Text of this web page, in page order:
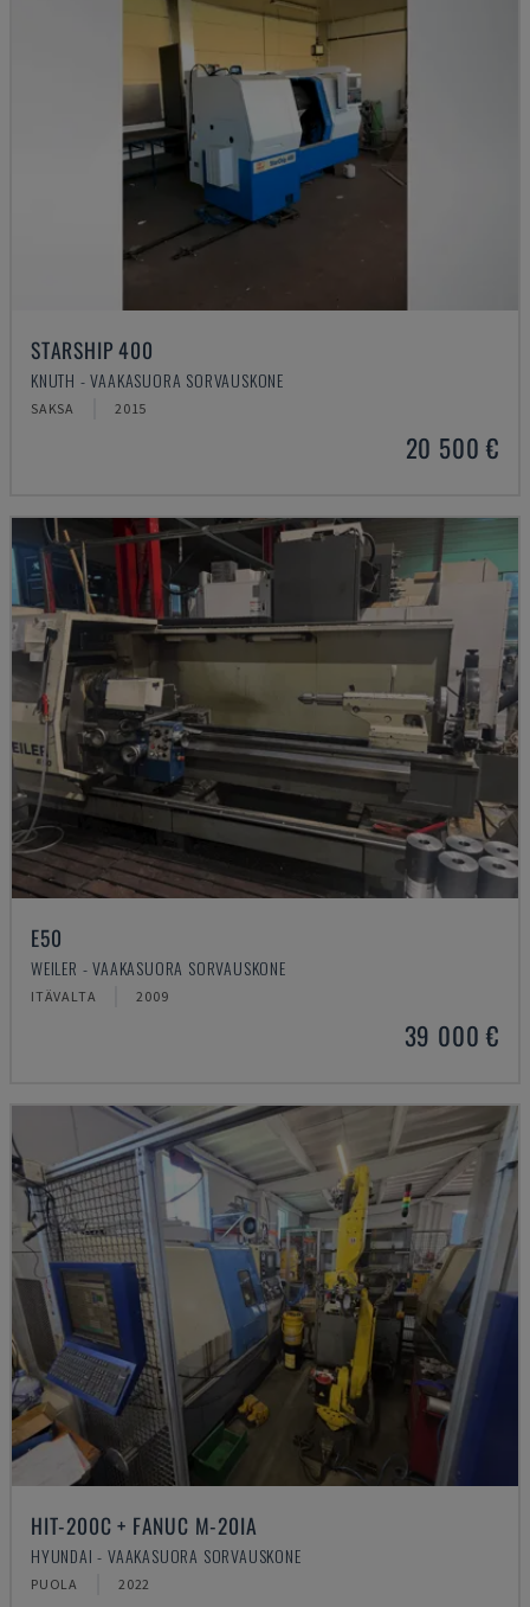
STARSHIP 400
KNUTH - VAAKASUORA SORVAUSKONE
SAKSA 2015
20 500 €
E50
WEILER - VAAKASUORA SORVAUSKONE
ITÄVALTA 2009
39 000 €
HIT-200C + FANUC M-20IA
HYUNDAI - VAAKASUORA SORVAUSKONE
PUOLA 2022